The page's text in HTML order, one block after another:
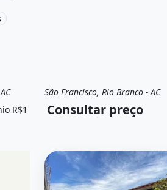
R$1
Venda Casa em
São Francisco, Rio Branco - AC
Consultar preço